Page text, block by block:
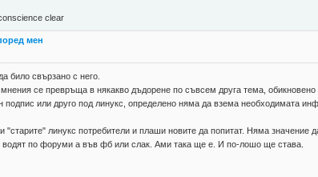
clear
мен
било свързано с него.
се превръща в някакво дъдорене по съвсем друга тема, обикновено
подпис или друго под линукс, определено няма да взема необходимата
"старите" линукс потребители и плаши новите да попитат. Няма
водят по форуми а във фб или слак. Ами така ще е. И по-лошо ще става.